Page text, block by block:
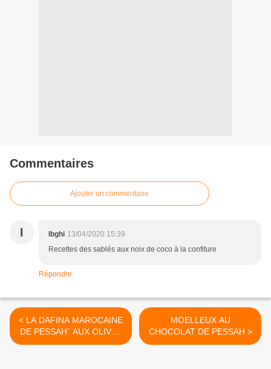
Commentaires
Ajouter un commentaire
I Ibghi 13/04/2020 15:39
Recettes des sablés aux noix de coco à la confiture
Répondre
< LA DAFINA MAROCAINE
DE PESSAH` AUX OLIVES
ET AUX FÈVES
MOELLEUX AU
CHOCOLAT DE PESSAH >